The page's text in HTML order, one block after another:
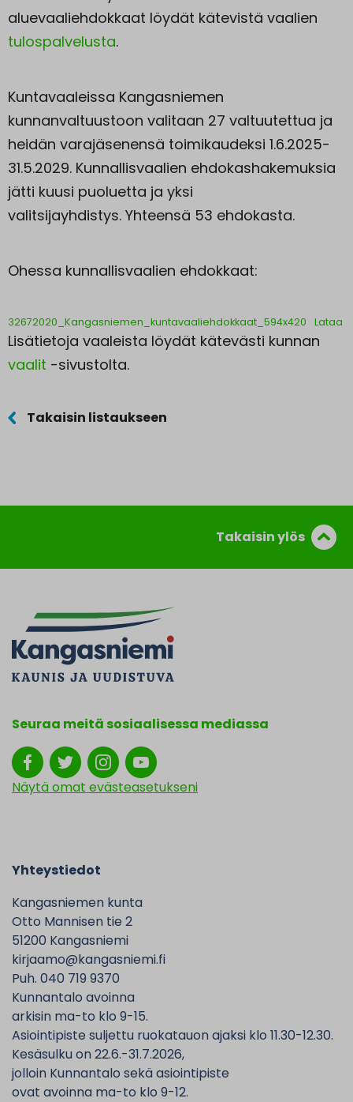
aluevaaliehdokkaat löydät kätevistä vaalien
tulospalvelusta.
Kuntavaaleissa Kangasniemen
kunnanvaltuustoon valitaan 27 valtuutettua ja
heidän varajäsenensä toimikaudeksi 1.6.2025-
31.5.2029. Kunnallisvaalien ehdokashakemuksia
jätti kuusi puoluetta ja yksi
valitsijayhdistys. Yhteensä 53 ehdokasta.
Ohessa kunnallisvaalien ehdokkaat:
32672020_Kangasniemen_kuntavaaliehdokkaat_594x420 Lataa
Lisätietoja vaaleista löydät kätevästi kunnan
vaalit -sivustolta.
Takaisin listaukseen
Takaisin ylös
Seuraa meitä sosiaalisessa mediassa
Näytä omat evästeasetukseni
Yhteystiedot
Kangasniemen kunta
Otto Mannisen tie 2
51200 Kangasniemi
kirjaamo@kangasniemi.fi
Puh. 040 719 9370
Kunnantalo avoinna
arkisin ma-to klo 9-15.
Asiointipiste suljettu ruokatauon ajaksi klo 11.30-12.30.
Kesäsulku on 22.6.-31.7.2026,
jolloin Kunnantalo sekä asiointipiste
ovat avoinna ma-to klo 9-12.